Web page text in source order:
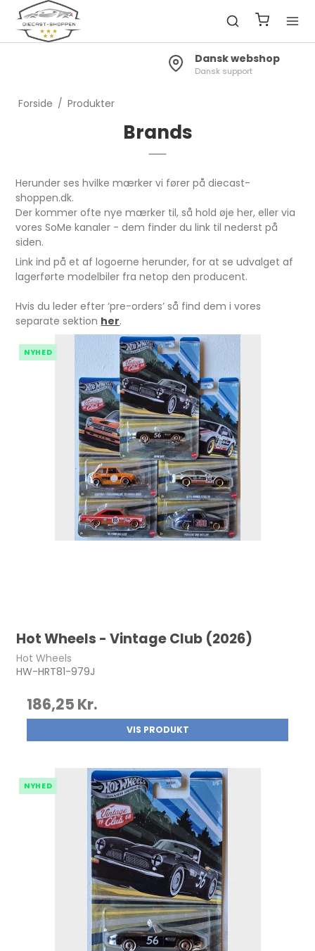
Dansk webshop
Dansk support
Forside / Produkter
Brands
Herunder ses hvilke mærker vi fører på diecast-
shoppen.dk.
Der kommer ofte nye mærker til, så hold øje her, eller via
vores SoMe kanaler - dem finder du link til nederst på
siden.
Link ind på et af logoerne herunder, for at se udvalget af
lagerførte modelbiler fra netop den producent.
Hvis du leder efter ‘pre-orders’ så find dem i vores
separate sektion her.
NYHED
Hot Wheels - Vintage Club (2026)
Hot Wheels
HW-HRT81-979J
186,25 Kr.
VIS PRODUKT
NYHED